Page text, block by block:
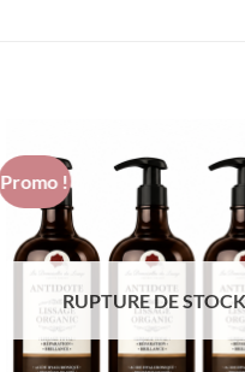
Promo !
RUPTURE DE STOCK